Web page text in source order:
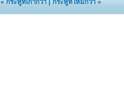
«กระทู้ที่เก่ากว่า |กระทู้ที่ใหม่กว่า »